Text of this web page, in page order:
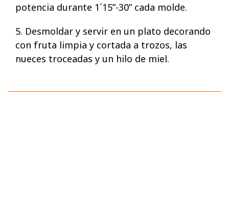
potencia durante 1´15”-30” cada molde.
5. Desmoldar y servir en un plato decorando
con fruta limpia y cortada a trozos, las
nueces troceadas y un hilo de miel.